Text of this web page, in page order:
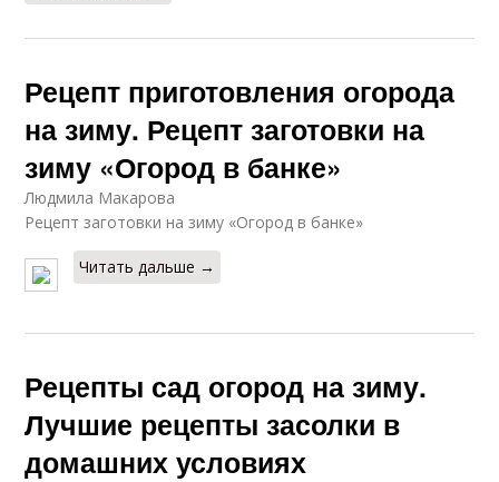
Рецепт приготовления огорода
на зиму. Рецепт заготовки на
зиму «Огород в банке»
Людмила Макарова
Рецепт заготовки на зиму «Огород в банке»
Читать дальше →
Рецепты сад огород на зиму.
Лучшие рецепты засолки в
домашних условиях